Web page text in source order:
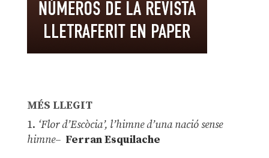
MÉS LLEGIT
1. ‘Flor d’Escòcia’, l’himne d’una nació sense
himne– Ferran Esquilache